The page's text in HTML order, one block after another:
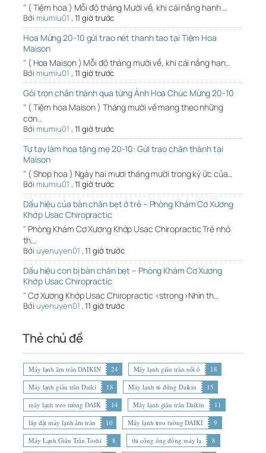
" ( Tiệm hoa ) Mỗi độ tháng Mười về, khi cái nắng hanh …
Bởi miumiu01 , 11 giờ trước
Hoa Mừng 20-10 gửi trao nét thanh tao tại Tiệm Hoa
Maison
" ( Hoa Maison ) Mỗi độ tháng mười về, khi cái nắng han…
Bởi miumiu01 , 11 giờ trước
Gói trọn chân thành qua từng Ảnh Hoa Chúc Mừng 20-10
" ( Tiệm hoa Maison ) Tháng mười về mang theo những
cơn…
Bởi miumiu01 , 11 giờ trước
Tự tay làm hoa tặng mẹ 20-10: Gửi trao chân thành tại
Maison
" ( Shop hoa ) Ngày hai mươi tháng mười trong ký ức của…
Bởi miumiu01 , 11 giờ trước
Dấu hiệu của bàn chân bẹt ở trẻ – Phòng Khám Cơ Xương
Khớp Usac Chiropractic
" Phòng Khám Cơ Xương Khớp Usac Chiropractic Trẻ nhỏ
th…
Bởi uyenuyen01 ,11 giờ trước
Dấu hiệu con bị bàn chân bẹt – Phòng Khám Cơ Xương
Khớp Usac Chiropractic
" Cơ Xương Khớp Usac Chiropractic <strong>Nhìn th…
Bởi uyenuyen01 ,11 giờ trước
Thẻ chủ đề
Máy lạnh âm trần DAIKIN 24 Máy lạnh giấu trần nối ố
18
Máy lạnh giấu trần Daiki
18 Máy lạnh tủ đứng Daikin
15
máy lạnh treo tường DAIK
14 Máy lạnh giấu trần Daikin
11
lắp đặt máy lạnh âm trần
10 Máy lạnh treo tường DAIKI
9
Máy Lạnh Giấu Trần Toshi
8 thi công ống đồng máy lạ
8